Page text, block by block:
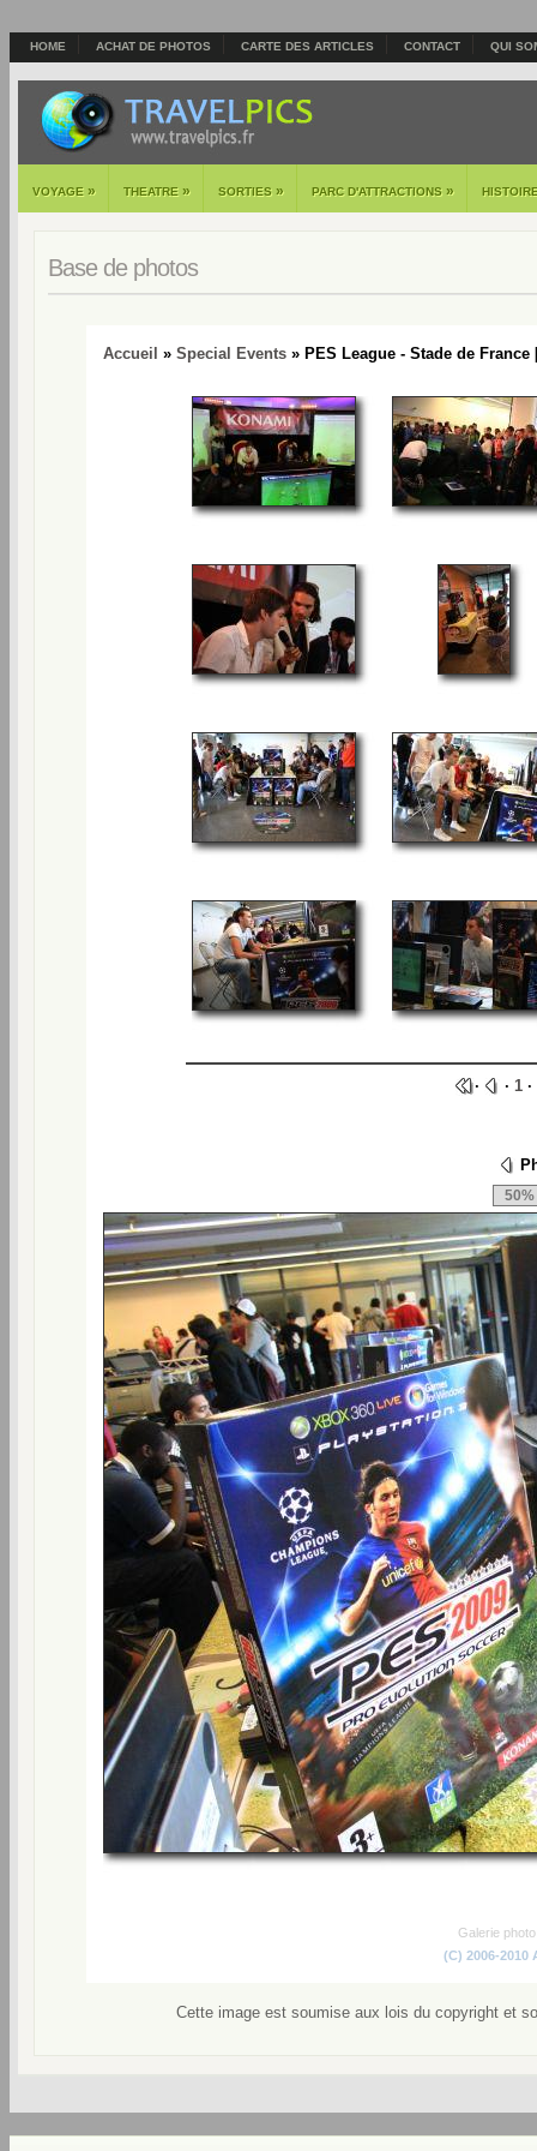
HOME ACHAT DE PHOTOS CARTE DES ARTICLES CONTACT QUI
VOYAGE » THEATRE » SORTIES » PARC D'ATTRACTIONS »
Base de photos
Accueil » Special Events » PES League - Stade de France
· · 1 ·
Galerie
(C) 2006-2010
Cette image est soumise aux lois du copyright et